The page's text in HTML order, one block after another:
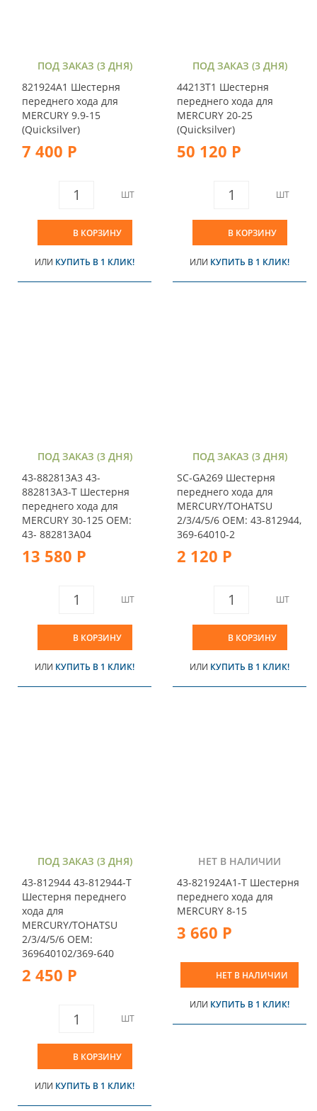
ПОД ЗАКАЗ (3 ДНЯ)
821924A1 Шестерня
переднего хода для
MERCURY 9.9-15
(Quicksilver)
7 400 Р
ШТ
В КОРЗИНУ
ИЛИ КУПИТЬ В 1 КЛИК!
ПОД ЗАКАЗ (3 ДНЯ)
44213T1 Шестерня
переднего хода для
MERCURY 20-25
(Quicksilver)
50 120 Р
ШТ
В КОРЗИНУ
ИЛИ КУПИТЬ В 1 КЛИК!
ПОД ЗАКАЗ (3 ДНЯ)
43-882813A3 43-
882813A3-T Шестерня
переднего хода для
MERCURY 30-125 OEM:
43- 882813A04
13 580 Р
ШТ
В КОРЗИНУ
ИЛИ КУПИТЬ В 1 КЛИК!
ПОД ЗАКАЗ (3 ДНЯ)
SC-GA269 Шестерня
переднего хода для
MERCURY/TOHATSU
2/3/4/5/6 OEM: 43-812944,
369-64010-2
2 120 Р
ШТ
В КОРЗИНУ
ИЛИ КУПИТЬ В 1 КЛИК!
ПОД ЗАКАЗ (3 ДНЯ)
43-812944 43-812944-T
Шестерня переднего
хода для
MERCURY/TOHATSU
2/3/4/5/6 OEM:
369640102/369-640
2 450 Р
ШТ
В КОРЗИНУ
ИЛИ КУПИТЬ В 1 КЛИК!
НЕТ В НАЛИЧИИ
43-821924A1-T Шестерня
переднего хода для
MERCURY 8-15
3 660 Р
НЕТ В НАЛИЧИИ
ИЛИ КУПИТЬ В 1 КЛИК!